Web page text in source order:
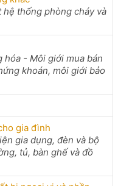
thống phòng cháy và
- Môi giới mua bán
khoán, môi giới bảo
gia đình
gia dụng, đèn và bộ
tủ, bàn ghế và đồ